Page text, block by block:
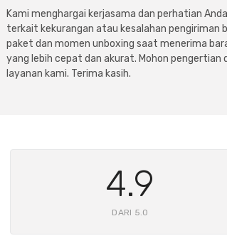
Kami menghargai kerjasama dan perhatian
terkait kekurangan atau kesalahan pengiriman
paket dan momen unboxing saat menerima
yang lebih cepat dan akurat. Mohon
layanan kami. Terima kasih.
4.9
DARI 5.0